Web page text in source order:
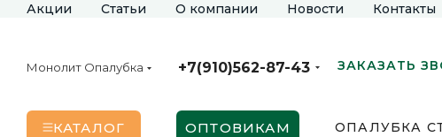
Акции Статьи О компании Новости Контакты
Монолит Опалубка +7(910)562-87-43 ЗАКАЗАТЬ
КАТАЛОГ ОПТОВИКАМ ОПАЛУБКА